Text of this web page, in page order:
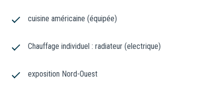
cuisine américaine (équipée)
Chauffage individuel : radiateur (electrique)
exposition Nord-Ouest